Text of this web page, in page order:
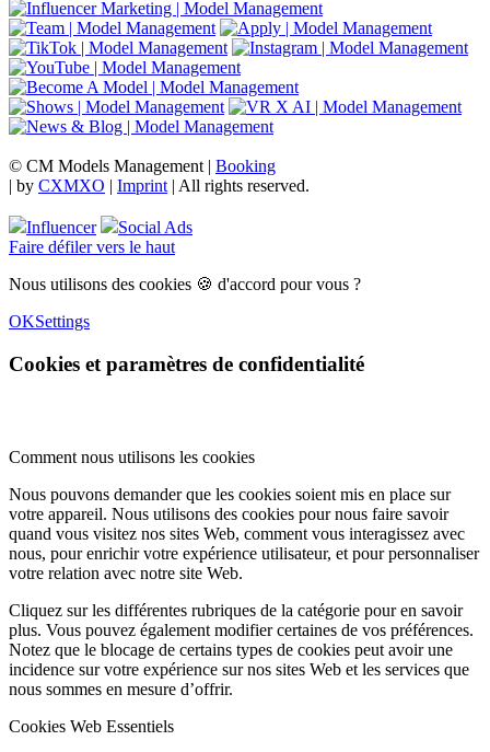
© CM Models Management | Booking
| by CXMXO | Imprint | All rights reserved.
Influencer
Social Ads
Faire défiler vers le haut
Nous utilisons des cookies 🍪 d'accord pour vous ?
OKSettings
Cookies et paramètres de confidentialité
Comment nous utilisons les cookies
Nous pouvons demander que les cookies soient mis en place sur
votre appareil. Nous utilisons des cookies pour nous faire savoir
quand vous visitez nos sites Web, comment vous interagissez avec
nous, pour enrichir votre expérience utilisateur, et pour personnaliser
votre relation avec notre site Web.
Cliquez sur les différentes rubriques de la catégorie pour en savoir
plus. Vous pouvez également modifier certaines de vos préférences.
Notez que le blocage de certains types de cookies peut avoir une
incidence sur votre expérience sur nos sites Web et les services que
nous sommes en mesure d’offrir.
Cookies Web Essentiels